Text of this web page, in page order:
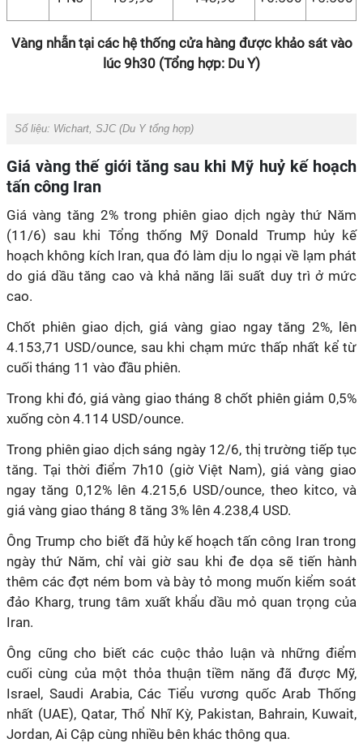
Vàng nhẫn tại các hệ thống cửa hàng được khảo sát vào
lúc 9h30 (Tổng hợp: Du Y)
Số liệu: Wichart, SJC (Du Y tổng hợp)
Giá vàng thế giới tăng sau khi Mỹ huỷ kế hoạch
tấn công Iran
Giá vàng tăng 2% trong phiên giao dịch ngày thứ Năm
(11/6) sau khi Tổng thống Mỹ Donald Trump hủy kế
hoạch không kích Iran, qua đó làm dịu lo ngại về lạm phát
do giá dầu tăng cao và khả năng lãi suất duy trì ở mức
cao.
Chốt phiên giao dịch, giá vàng giao ngay tăng 2%, lên
4.153,71 USD/ounce, sau khi chạm mức thấp nhất kể từ
cuối tháng 11 vào đầu phiên.
Trong khi đó, giá vàng giao tháng 8 chốt phiên giảm 0,5%
xuống còn 4.114 USD/ounce.
Trong phiên giao dịch sáng ngày 12/6, thị trường tiếp tục
tăng. Tại thời điểm 7h10 (giờ Việt Nam), giá vàng giao
ngay tăng 0,12% lên 4.215,6 USD/ounce, theo kitco, và
giá vàng giao tháng 8 tăng 3% lên 4.238,4 USD.
Ông Trump cho biết đã hủy kế hoạch tấn công Iran trong
ngày thứ Năm, chỉ vài giờ sau khi đe dọa sẽ tiến hành
thêm các đợt ném bom và bày tỏ mong muốn kiểm soát
đảo Kharg, trung tâm xuất khẩu dầu mỏ quan trọng của
Iran.
Ông cũng cho biết các cuộc thảo luận và những điểm
cuối cùng của một thỏa thuận tiềm năng đã được Mỹ,
Israel, Saudi Arabia, Các Tiểu vương quốc Arab Thống
nhất (UAE), Qatar, Thổ Nhĩ Kỳ, Pakistan, Bahrain, Kuwait,
Jordan, Ai Cập cùng nhiều bên khác thông qua.